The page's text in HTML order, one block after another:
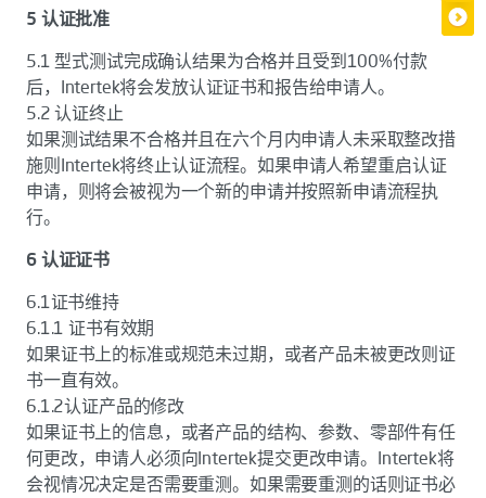
5 认证批准
5.1 型式测试完成确认结果为合格并且受到100%付款
后，Intertek将会发放认证证书和报告给申请人。
5.2 认证终止
如果测试结果不合格并且在六个月内申请人未采取整改措
施则Intertek将终止认证流程。如果申请人希望重启认证
申请，则将会被视为一个新的申请并按照新申请流程执
行。
6 认证证书
6.1证书维持
6.1.1 证书有效期
如果证书上的标准或规范未过期，或者产品未被更改则证
书一直有效。
6.1.2认证产品的修改
如果证书上的信息，或者产品的结构、参数、零部件有任
何更改，申请人必须向Intertek提交更改申请。Intertek将
会视情况决定是否需要重测。如果需要重测的话则证书必